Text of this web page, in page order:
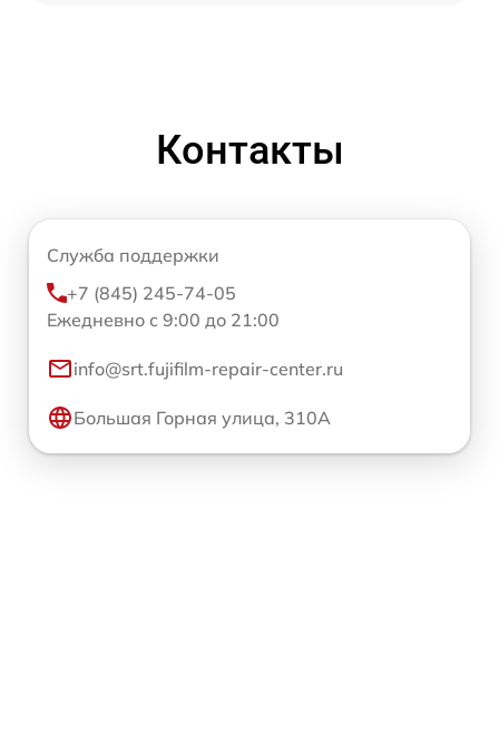
Контакты
Служба поддержки
+7 (845) 245-74-05
Ежедневно с 9:00 до 21:00
info@srt.fujifilm-repair-center.ru
Большая Горная улица, 310А